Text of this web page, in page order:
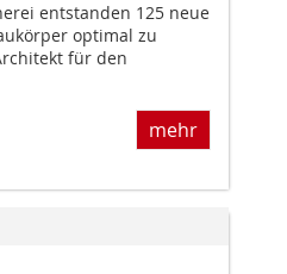
entstanden 125 neue
optimal zu
für den
mehr